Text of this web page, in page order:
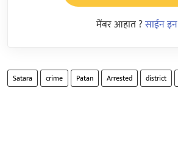
मेंबर आहात ?साईन इन
Satara crime Patan Arrested district